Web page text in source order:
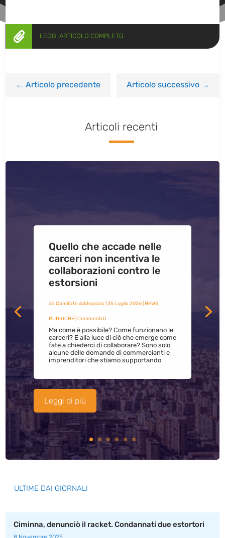
 LEGGI ARTICOLO COMPLETO
←Articolo precedente Articolo successivo→
Articoli recenti
Quello che accade nelle
carceri non incentiva le
collaborazioni contro le
estorsioni
da Comitato Addiopizzo| 25 Luglio 2026| NEWS,
RUBRICHE| Commenti 0
Ma come è possibile? Come funzionano le
carceri? E alla luce di ciò che emerge come
fate a chiederci di collaborare? Sono solo
alcune delle domande di commercianti e
imprenditori che stiamo supportando
Leggi di più
ULTIME DAI GIORNALI
Ciminna, denunciò il racket. Condannati due estortori